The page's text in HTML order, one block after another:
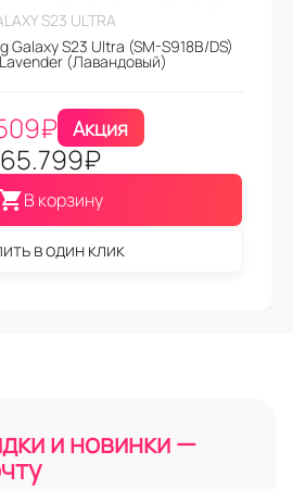
S23 ULTRA
S23 Ultra (SM-S918B/DS)
(Лавандовый)
₽ Акция
65.799₽
В корзину
в один клик
и новинки —